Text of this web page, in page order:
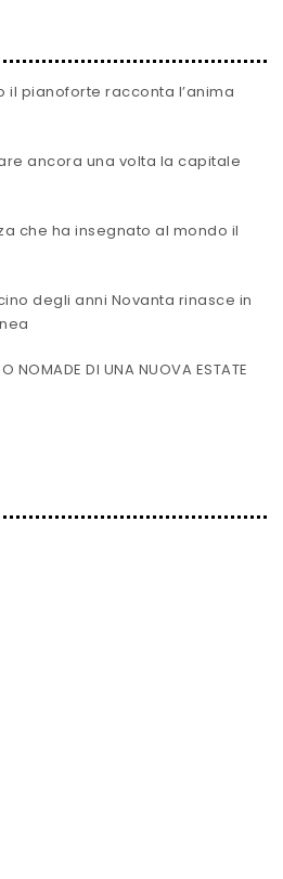
il pianoforte racconta l’anima
ancora una volta la capitale
che ha insegnato al mondo il
degli anni Novanta rinasce in
NOMADE DI UNA NUOVA ESTATE